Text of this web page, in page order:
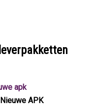
apk
Nieuwe APK